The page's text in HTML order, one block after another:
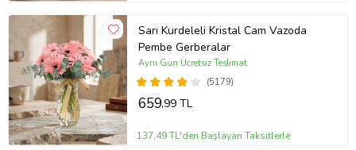
Sarı Kurdeleli Kristal Cam Vazoda
Pembe Gerberalar
(5179)
Aynı Gün Ücretsiz Teslimat
659,99 TL
137,49 TL'den Başlayan Taksitlerle